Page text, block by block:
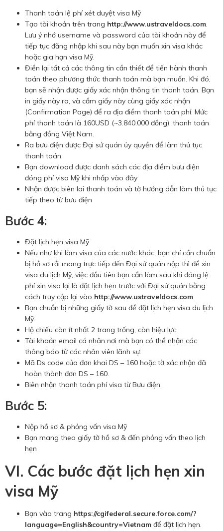
Thanh toán lệ phí xét duyệt visa Mỹ
Tạo tài khoản trên trang http://www.ustraveldocs.com.
Lưu ý nhớ username và password của tài khoản này để
tiếp tục đăng nhập khi sau này bạn muốn xin visa khác
hoặc gia hạn visa Mỹ.
Điền lại tất cả các thông tin cần thiết để tiến hành thanh
toán theo phương thức thanh toán mà bạn muốn. Khi đó,
bạn sẽ nhận được giấy xác nhận thông tin thanh toán. Bạn
in giấy này ra, và cầm giấy này cùng giấy xác nhận
(Confirmation Page) để ra địa điểm thanh toán phí. Mức
phí thanh toán là 160USD (~3.840.000 đồng), thanh toán
bằng đồng Việt Nam.
Ra bưu điện được Đại sứ quán ủy quyền để làm thủ tục
thanh toán.
Bạn download được danh sách các địa điểm bưu điện
đóng phí visa Mỹ khi nhấp vào đây
Nhận được biên lai thanh toán và tờ hướng dẫn làm thủ tục
tiếp theo từ bưu điện
Bước 4:
Đặt lịch hẹn visa Mỹ
Nếu như khi làm visa của các nước khác, bạn chỉ cần chuẩn
bị hồ sơ rồi mang trực tiếp đến Đại sứ quán nộp thì để xin
visa du lịch Mỹ, việc đầu tiên bạn cần làm sau khi đóng lệ
phí xin visa lại là đặt lịch hẹn trước với Đại sứ quán bằng
cách truy cập lại vào http://www.ustraveldocs.com
Bạn chuẩn bị những giấy tờ sau để đặt lịch hẹn visa du lịch
Mỹ:
Hộ chiếu còn ít nhất 2 trang trống, còn hiệu lực.
Tài khoản email cá nhân nơi mà bạn có thể nhận các
thông báo từ các nhân viên lãnh sự.
Mã Ds code của đơn khai DS – 160 hoặc tờ xác nhận đã
hoàn thành đơn DS – 160.
Biên nhận thanh toán phí visa từ Bưu điện.
Bước 5:
Nộp hồ sơ & phỏng vấn visa Mỹ
Bạn mang theo giấy tờ hồ sơ & đến phỏng vấn theo lịch
hẹn
VI. Các bước đặt lịch hẹn xin
visa Mỹ
Bạn vào trang https://cgifederal.secure.force.com/?
language=English&country=Vietnam để đặt lịch hẹn.